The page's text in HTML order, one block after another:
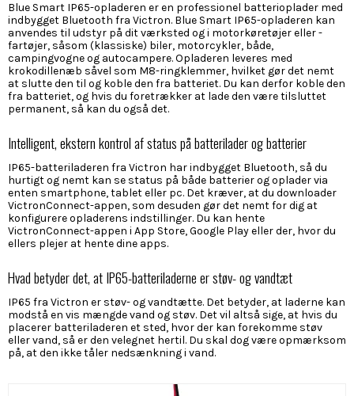
Blue Smart IP65-opladeren er en professionel batterioplader med
indbygget Bluetooth fra Victron. Blue Smart IP65-opladeren kan
anvendes til udstyr på dit værksted og i motorkøretøjer eller -
fartøjer, såsom (klassiske) biler, motorcykler, både,
campingvogne og autocampere. Opladeren leveres med
krokodillenæb såvel som M8-ringklemmer, hvilket gør det nemt
at slutte den til og koble den fra batteriet. Du kan derfor koble den
fra batteriet, og hvis du foretrækker at lade den være tilsluttet
permanent, så kan du også det.
Intelligent, ekstern kontrol af status på batterilader og batterier
IP65-batteriladeren fra Victron har indbygget Bluetooth, så du
hurtigt og nemt kan se status på både batterier og oplader via
enten smartphone, tablet eller pc. Det kræver, at du downloader
VictronConnect-appen, som desuden gør det nemt for dig at
konfigurere opladerens indstillinger. Du kan hente
VictronConnect-appen i App Store, Google Play eller der, hvor du
ellers plejer at hente dine apps.
Hvad betyder det, at IP65-batteriladerne er støv- og vandtæt
IP65 fra Victron er støv- og vandtætte. Det betyder, at laderne kan
modstå en vis mængde vand og støv. Det vil altså sige, at hvis du
placerer batteriladeren et sted, hvor der kan forekomme støv
eller vand, så er den velegnet hertil. Du skal dog være opmærksom
på, at den ikke tåler nedsænkning i vand.